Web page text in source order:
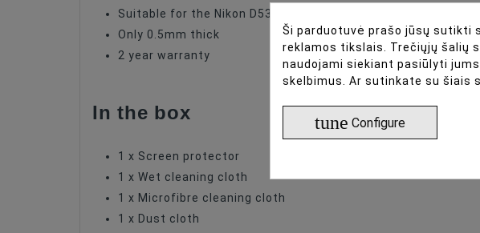
Suitable for the Nikon D5300 DSLR
Only 0.5mm thick
2 year warranty
In the box
1 x Screen protector
1 x Wet cleaning cloth
1 x Microfibre cleaning cloth
1 x Dust cloth
Ši parduotuvė prašo jūsų sutikti
reklamos tikslais. Trečiųjų šalių
naudojami siekiant pasiūlyti
skelbimus. Ar sutinkate su šiais
tune Configure